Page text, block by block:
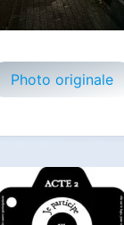
Photo originale